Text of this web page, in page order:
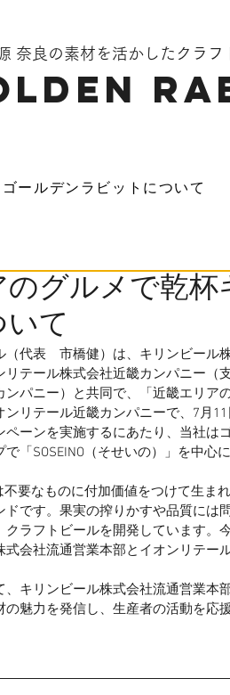
奈良の素材を活かしたクラフ
ゴールデンラビットについて
のグルメで乾
て
（代表　市橋健）は、キリンビール
テール株式会社近畿カンパニー（
ンパニー）と共同で、「近畿エリア
ンリテール近畿カンパニーで、7月
ーンを実施するにあたり、当社は
「SOSEINO（そせいの）」を中心
不要なものに付加価値をつけて生ま
です。果実の搾りかすや品質には
ラフトビールを開発しています。
会社流通営業本部とイオンリテー
キリンビール株式会社流通営業本
魅力を発信し、生産者の活動を応